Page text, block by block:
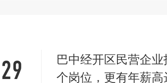
29
巴中经开区民营企
个岗位，更有年薪